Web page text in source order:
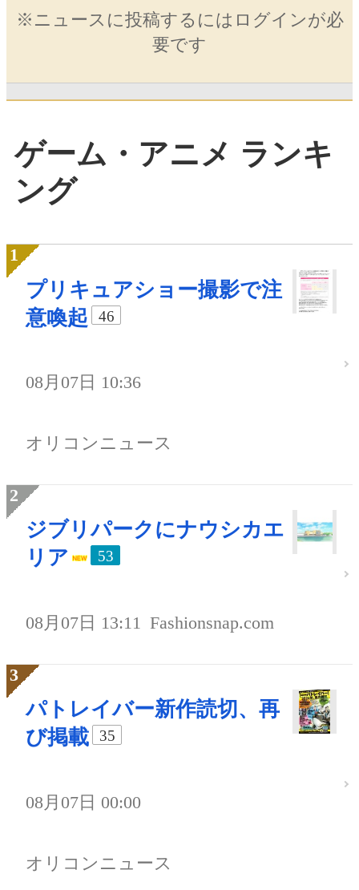
※ニュースに投稿するにはログインが必
要です
ゲーム・アニメ ランキ
ング
プリキュアショー撮影で注
意喚起
46
08月07日 10:36
オリコンニュース
ジブリパークにナウシカエ
リア
53
08月07日 13:11 Fashionsnap.com
パトレイバー新作読切、再
び掲載
35
08月07日 00:00
オリコンニュース